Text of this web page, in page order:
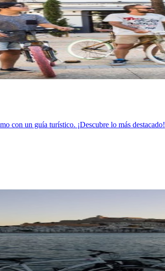
con un guía turístico. ¡Descubre lo más destacado!